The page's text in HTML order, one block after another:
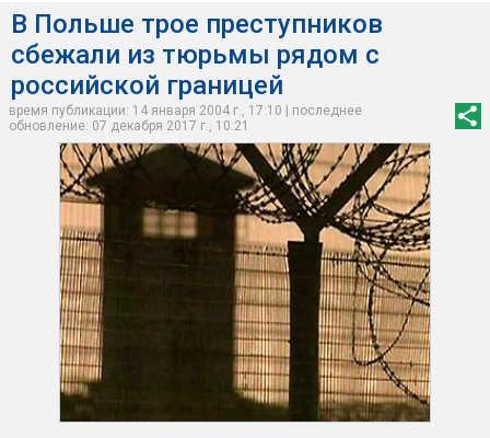
В Польше трое преступников
сбежали из тюрьмы рядом с
российской границей
время публикации: 14 января 2004 г., 17:10 | последнее
обновление: 07 декабря 2017 г., 10:21